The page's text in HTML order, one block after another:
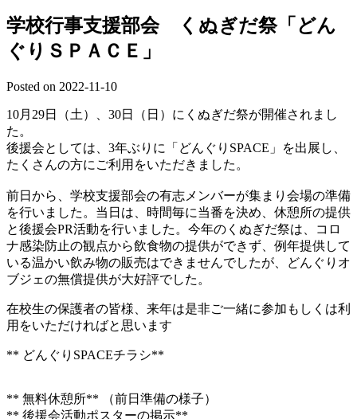
学校行事支援部会 くぬぎだ祭「どん
ぐりＳＰＡＣＥ」
Posted on 2022-11-10
10月29日（土）、30日（日）にくぬぎだ祭が開催されまし
た。
後援会としては、3年ぶりに「どんぐりSPACE」を出展し、
たくさんの方にご利用をいただきました。
前日から、学校支援部会の有志メンバーが集まり会場の準備
を行いました。当日は、時間毎に当番を決め、休憩所の提供
と後援会PR活動を行いました。今年のくぬぎだ祭は、コロ
ナ感染防止の観点から飲食物の提供ができず、例年提供して
いる温かい飲み物の販売はできませんでしたが、どんぐりオ
ブジェの無償提供が大好評でした。
在校生の保護者の皆様、来年は是非ご一緒に参加もしくは利
用をいただければと思います
** どんぐりSPACEチラシ**
** 無料休憩所** （前日準備の様子）
** 後援会活動ポスターの掲示**